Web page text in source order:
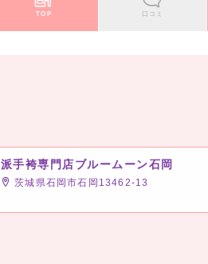
TOP 口コミ
派手袴専門店ブルームーン石岡
茨城県石岡市石岡13462-13